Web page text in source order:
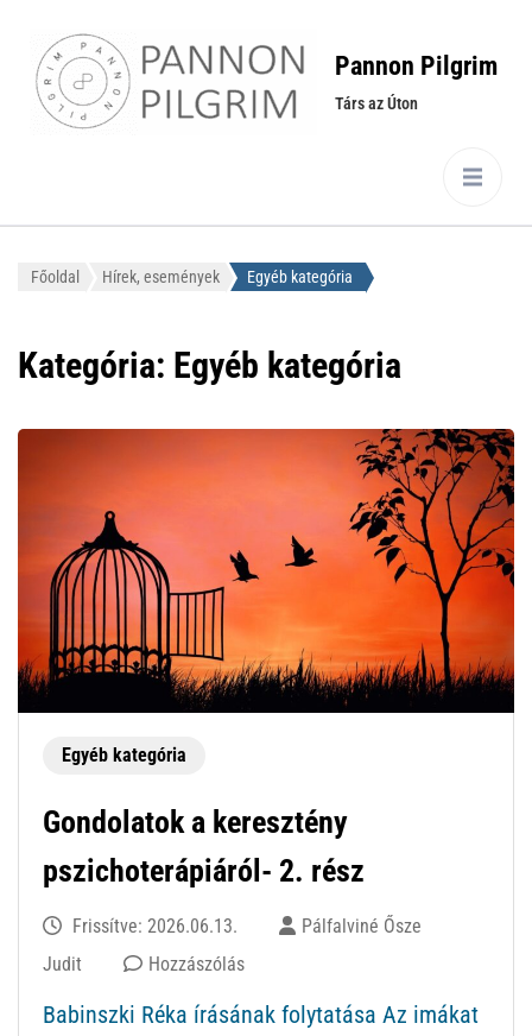
Pannon Pilgrim
Társ az Úton
Főoldal Hírek, események Egyéb kategória
Kategória: Egyéb kategória
Egyéb kategória
Gondolatok a keresztény
pszichoterápiáról- 2. rész
Frissítve: 2026.06.13.
Pálfalviné Ősze
Judit
Hozzászólásekkor:
Gondolatok
Babinszki Réka írásának folytatása Az imákat